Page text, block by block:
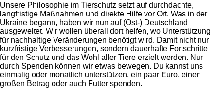
Unsere Philosophie im Tierschutz setzt auf durchdachte,
langfristige Maßnahmen und direkte Hilfe vor Ort. Was in der
Ukraine begann, haben wir nun auf (Ost-) Deutschland
ausgeweitet. Wir wollen überall dort helfen, wo Unterstützung
für nachhaltige Veränderungen benötigt wird. Damit nicht nur
kurzfristige Verbesserungen, sondern dauerhafte Fortschritte
für den Schutz und das Wohl aller Tiere erzielt werden. Nur
durch Spenden können wir etwas bewegen. Du kannst uns
einmalig oder monatlich unterstützen, ein paar Euro, einen
großen Betrag oder auch Futter spenden.